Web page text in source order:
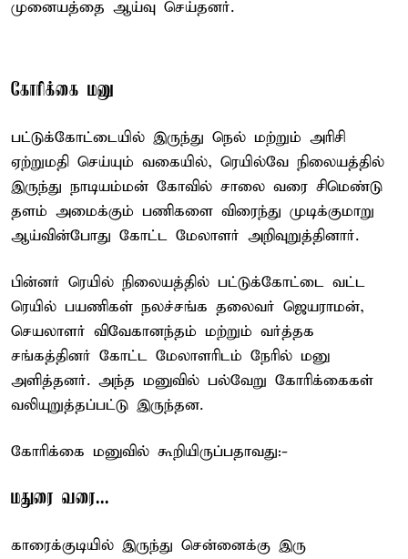
முனையத்தை ஆய்வு செய்தனர்.
கோரிக்கை மனு
பட்டுக்கோட்டையில் இருந்து நெல் மற்றும் அரிசி
ஏற்றுமதி செய்யும் வகையில், ரெயில்வே நிலையத்தில்
இருந்து நாடியம்மன் கோவில் சாலை வரை சிமெண்டு
தளம் அமைக்கும் பணிகளை விரைந்து முடிக்குமாறு
ஆய்வின்போது கோட்ட மேலாளர் அறிவுறுத்தினார்.
பின்னர் ரெயில் நிலையத்தில் பட்டுக்கோட்டை வட்ட
ரெயில் பயணிகள் நலச்சங்க தலைவர் ஜெயராமன்,
செயலாளர் விவேகானந்தம் மற்றும் வர்த்தக
சங்கத்தினர் கோட்ட மேலாளரிடம் நேரில் மனு
அளித்தனர். அந்த மனுவில் பல்வேறு கோரிக்கைகள்
வலியுறுத்தப்பட்டு இருந்தன.
கோரிக்கை மனுவில் கூறியிருப்பதாவது:-
மதுரை வரை...
காரைக்குடியில் இருந்து சென்னைக்கு இரு